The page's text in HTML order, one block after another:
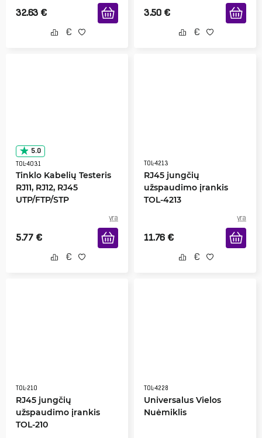
32.63 € 3.50 €
5.0
TOL-4031
Tinklo Kabelių Testeris
RJ11, RJ12, RJ45
UTP/FTP/STP
yra
5.77 €
TOL-4213
RJ45 jungčių
užspaudimo įrankis
TOL-4213
yra
11.76 €
TOL-210
RJ45 jungčių
užspaudimo įrankis
TOL-210
TOL-4228
Universalus Vielos
Nuėmiklis